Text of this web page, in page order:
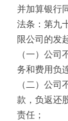
并加算银行
法条：第九
限公司的发
（一）公
务和费用负
（二）公
款，负返还
责任；